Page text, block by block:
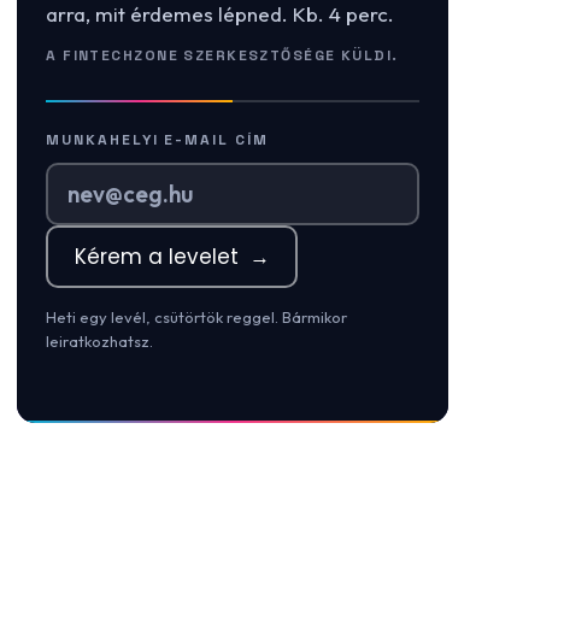
arra, mit érdemes lépned. Kb. 4 perc.
A FINTECHZONE SZERKESZTŐSÉGE KÜLDI.
MUNKAHELYI E-MAIL CÍM
Kérem a levelet →
Heti egy levél, csütörtök reggel. Bármikor
leiratkozhatsz.